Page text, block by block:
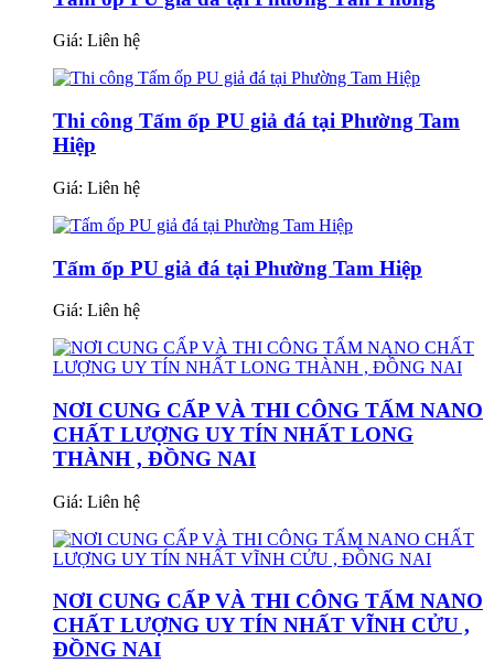
Giá: Liên hệ
Thi công Tấm ốp PU giả đá tại Phường Tam
Hiệp
Giá: Liên hệ
Tấm ốp PU giả đá tại Phường Tam Hiệp
Giá: Liên hệ
NƠI CUNG CẤP VÀ THI CÔNG TẤM NANO
CHẤT LƯỢNG UY TÍN NHẤT LONG
THÀNH , ĐỒNG NAI
Giá: Liên hệ
NƠI CUNG CẤP VÀ THI CÔNG TẤM NANO
CHẤT LƯỢNG UY TÍN NHẤT VĨNH CỬU ,
ĐỒNG NAI